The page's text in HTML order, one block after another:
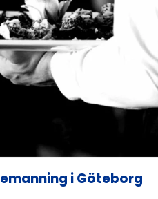
i Göteborg